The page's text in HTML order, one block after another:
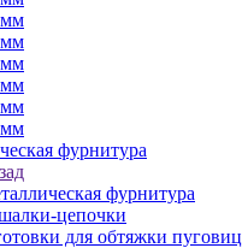
фурнитура
фурнитура
цепочки
для обтяжки пуговиц